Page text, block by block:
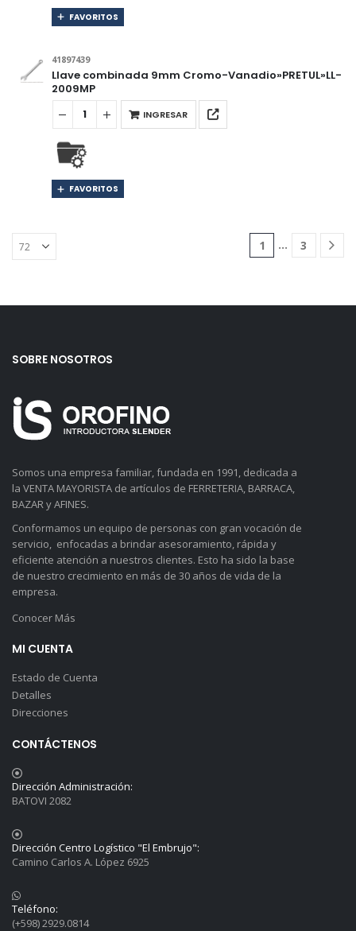
FAVORITOS
41897439
Llave combinada 9mm Cromo-Vanadio»PRETUL»LL-
2009MP
INGRESAR
FAVORITOS
1 … 3
SOBRE NOSOTROS
Somos una empresa familiar, fundada en 1991, dedicada a
la VENTA MAYORISTA de artículos de FERRETERIA, BARRACA,
BAZAR y AFINES.
Conformamos un equipo de personas con gran vocación de
servicio, enfocadas a brindar asesoramiento, rápida y
eficiente atención a nuestros clientes. Esto ha sido la base
de nuestro crecimiento en más de 30 años de vida de la
empresa.
Conocer Más
MI CUENTA
Estado de Cuenta
Detalles
Direcciones
CONTÁCTENOS
Dirección Administración:
BATOVI 2082
Dirección Centro Logístico "El Embrujo":
Camino Carlos A. López 6925
Teléfono:
(+598) 2929.0814